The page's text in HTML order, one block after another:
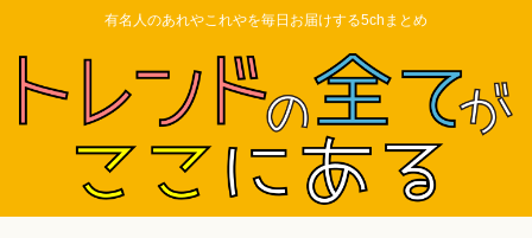
有名人のあれやこれやを毎日お届けする5chまとめ